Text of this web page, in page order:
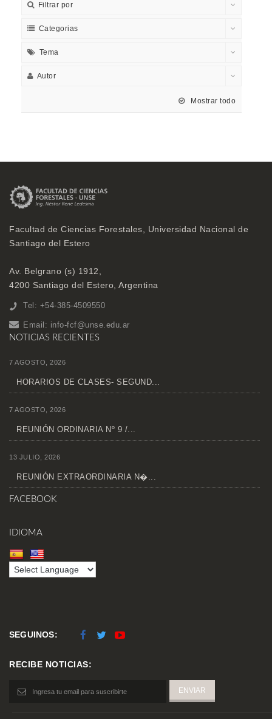
Filtrar por
Categorias
Tema
Autor
Mostrar todo
Facultad de Ciencias Forestales, Universidad Nacional de
Santiago del Estero
Av. Belgrano (s) 1912,
4200 Santiago del Estero, Argentina
Tel: +54-385-4509550
Email: info-fcf@unse.edu.ar
NOTICIAS RECIENTES
7 AGOSTO, 2026
HORARIOS DE CLASES- SEGUND...
7 AGOSTO, 2026
REUNIÓN ORDINARIA Nº 9 /...
13 JULIO, 2026
REUNIÓN EXTRAORDINARIA N�...
FACEBOOK
IDIOMA
SEGUINOS:
RECIBE NOTICIAS: